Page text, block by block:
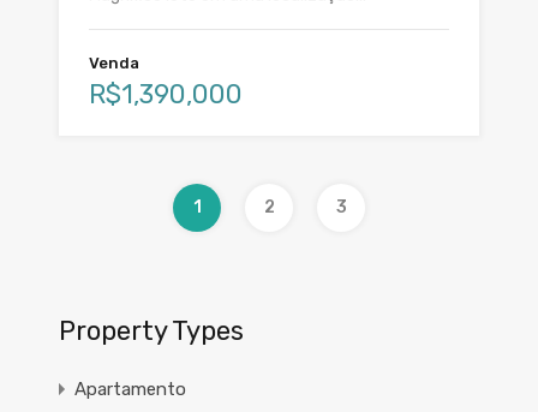
Venda
R$1,390,000
1 2 3
Property Types
Apartamento